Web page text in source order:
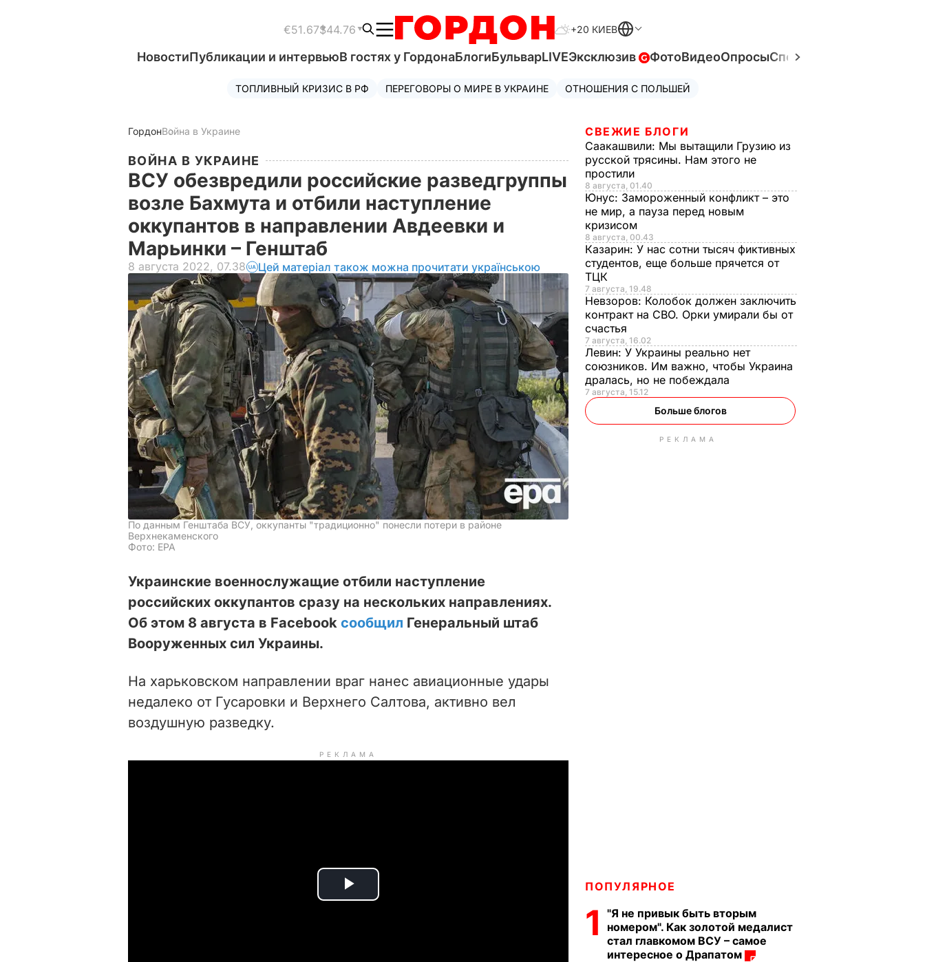
€51.67$44.76 +20 КИЕВ
НовостиПубликации и интервьюВ гостях у ГордонаБлогиБульварLIVEЭксклюзив ФотоВидеоОпросыСпецпроекты
ТОПЛИВНЫЙ КРИЗИС В РФ ПЕРЕГОВОРЫ О МИРЕ В УКРАИНЕ ОТНОШЕНИЯ С ПОЛЬШЕЙ
ГордонВойна в Украине
ВОЙНА В УКРАИНЕ
ВСУ обезвредили российские разведгруппы
возле Бахмута и отбили наступление
оккупантов в направлении Авдеевки и
Марьинки – Генштаб
8 августа 2022, 07.38 Цей матеріал також можна прочитати українською
По данным Генштаба ВСУ, оккупанты "традиционно" понесли потери в районе
Верхнекаменского
Фото: ЕРА
Украинские военнослужащие отбили наступление
российских оккупантов сразу на нескольких направлениях.
Об этом 8 августа в Fаcebook сообщил Генеральный штаб
Вооруженных сил Украины.
На харьковском направлении враг нанес авиационные удары
недалеко от Гусаровки и Верхнего Салтова, активно вел
воздушную разведку.
РЕКЛАМА
P
СВЕЖИЕ БЛОГИ
Саакашвили: Мы вытащили Грузию из
русской трясины. Нам этого не
простили
8 августа, 01.40
Юнус: Замороженный конфликт – это
не мир, а пауза перед новым
кризисом
8 августа, 00.43
Казарин: У нас сотни тысяч фиктивных
студентов, еще больше прячется от
ТЦК
7 августа, 19.48
Невзоров: Колобок должен заключить
контракт на СВО. Орки умирали бы от
счастья
7 августа, 16.02
Левин: У Украины реально нет
союзников. Им важно, чтобы Украина
дралась, но не побеждала
7 августа, 15.12
Больше блогов
РЕКЛАМА
ПОПУЛЯРНОЕ
1
"Я не привык быть вторым
номером". Как золотой медалист
стал главкомом ВСУ – самое
интересное о Драпатом